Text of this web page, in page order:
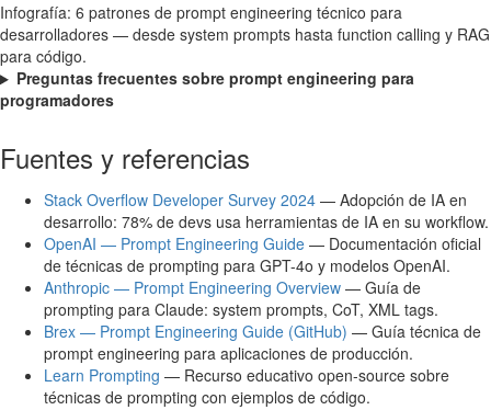
Infografía: 6 patrones de prompt engineering técnico para
desarrolladores — desde system prompts hasta function calling y RAG
para código.
Preguntas frecuentes sobre prompt engineering para
programadores
Fuentes y referencias
Stack Overflow Developer Survey 2024 — Adopción de IA en
desarrollo: 78% de devs usa herramientas de IA en su workflow.
OpenAI — Prompt Engineering Guide — Documentación oficial
de técnicas de prompting para GPT-4o y modelos OpenAI.
Anthropic — Prompt Engineering Overview — Guía de
prompting para Claude: system prompts, CoT, XML tags.
Brex — Prompt Engineering Guide (GitHub) — Guía técnica de
prompt engineering para aplicaciones de producción.
Learn Prompting — Recurso educativo open-source sobre
técnicas de prompting con ejemplos de código.